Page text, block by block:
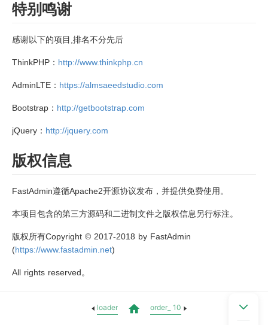
特别鸣谢
感谢以下的项目,排名不分先后
ThinkPHP： http://www.thinkphp.cn
AdminLTE： https://almsaeedstudio.com
Bootstrap： http://getbootstrap.com
jQuery： http://jquery.com
版权信息
FastAdmin遵循Apache2开源协议发布，并提供免费使用。
本项目包含的第三方源码和二进制文件之版权信息另行标注。
版权所有Copyright © 2017-2018 by FastAdmin
(https://www.fastadmin.net)
All rights reserved。
loader order_ 10